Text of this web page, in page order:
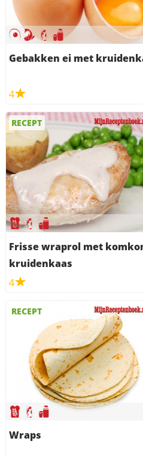
Gebakken ei met
4
RECEPT
Frisse wraprol met
kruidenkaas
4
RECEPT
Wraps